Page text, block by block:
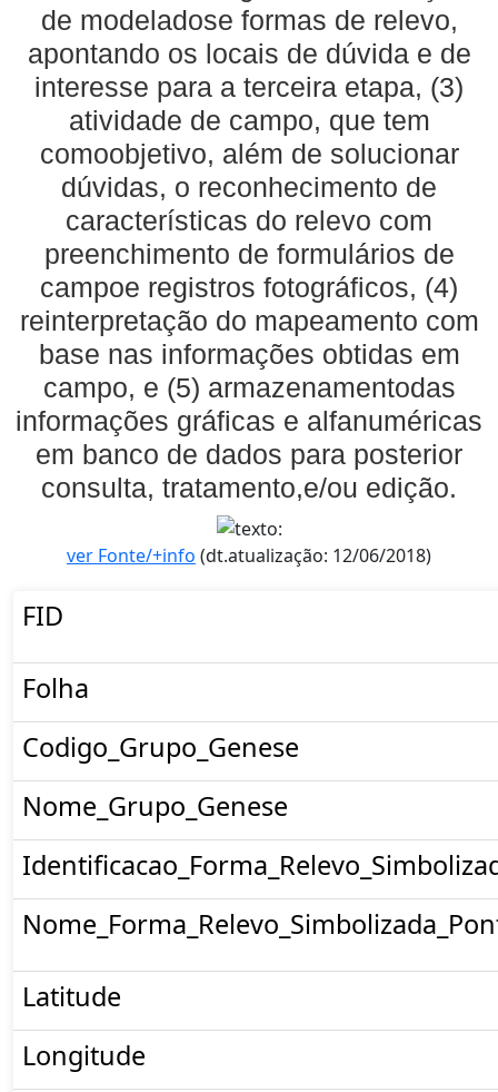
de modeladose formas de relevo,
apontando os locais de dúvida e de
interesse para a terceira etapa, (3)
atividade de campo, que tem
comoobjetivo, além de solucionar
dúvidas, o reconhecimento de
características do relevo com
preenchimento de formulários de
campoe registros fotográficos, (4)
reinterpretação do mapeamento com
base nas informações obtidas em
campo, e (5) armazenamentodas
informações gráficas e alfanuméricas
em banco de dados para posterior
consulta, tratamento,e/ou edição.
ver Fonte/+info (dt.atualização: 12/06/2018)
FID
Folha
Codigo_Grupo_Genese
Nome_Grupo_Genese
Latitude
Longitude